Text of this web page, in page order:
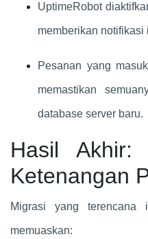
UptimeRobot
memberikan
Pesanan yang
memastikan
database server baru.
Hasil Akhir:
Ketenangan
Migrasi yang terencana
memuaskan: